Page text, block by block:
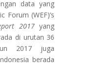
data yang
Forum (WEF)’s
2017yang
di urutan 36
2017 juga
berada